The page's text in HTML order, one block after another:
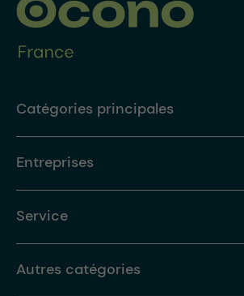
Catégories principales
Entreprises
Service
Autres catégories